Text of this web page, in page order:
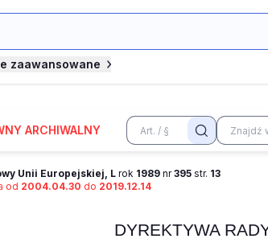
zaawansowane
ARCHIWALNY
Unii Europejskiej, Lrok 1989 nr395 str. 13
od 2004.04.30 do 2019.12.14
DYREKTYWA